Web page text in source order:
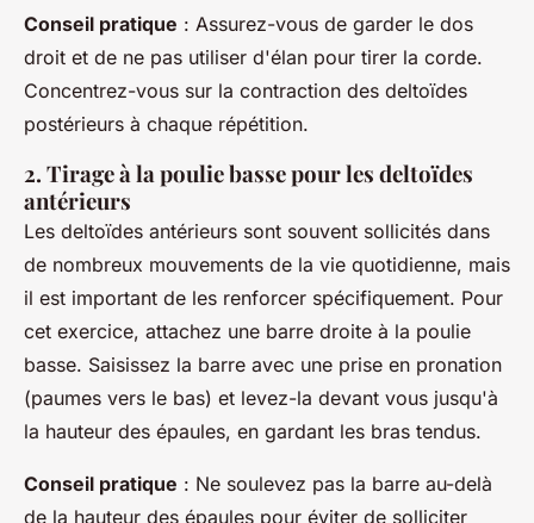
Conseil pratique : Assurez-vous de garder le dos
droit et de ne pas utiliser d'élan pour tirer la corde.
Concentrez-vous sur la contraction des deltoïdes
postérieurs à chaque répétition.
2. Tirage à la poulie basse pour les deltoïdes
antérieurs
Les deltoïdes antérieurs sont souvent sollicités dans
de nombreux mouvements de la vie quotidienne, mais
il est important de les renforcer spécifiquement. Pour
cet exercice, attachez une barre droite à la poulie
basse. Saisissez la barre avec une prise en pronation
(paumes vers le bas) et levez-la devant vous jusqu'à
la hauteur des épaules, en gardant les bras tendus.
Conseil pratique : Ne soulevez pas la barre au-delà
de la hauteur des épaules pour éviter de solliciter